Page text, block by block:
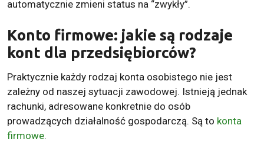
automatycznie zmieni status na “zwykły”.
Konto firmowe: jakie są rodzaje
kont dla przedsiębiorców?
Praktycznie każdy rodzaj konta osobistego nie jest
zależny od naszej sytuacji zawodowej. Istnieją jednak
rachunki, adresowane konkretnie do osób
prowadzących działalność gospodarczą. Są to konta
firmowe.